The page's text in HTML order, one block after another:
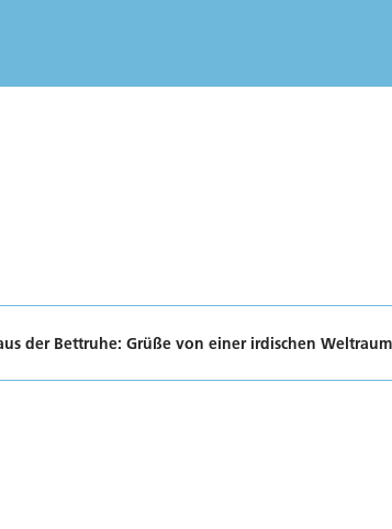
der Bettruhe: Grüße von einer irdischen